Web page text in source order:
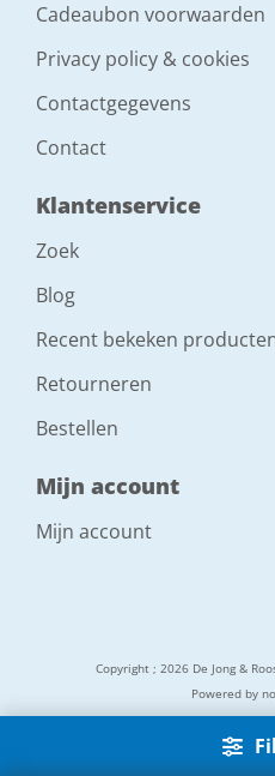
Cadeaubon voorwaarden
Privacy policy & cookies
Contactgegevens
Contact
Klantenservice
Zoek
Blog
Recent bekeken
Retourneren
Bestellen
Mijn account
Mijn account
Copyright ; 2026 De Jong &
Powered by